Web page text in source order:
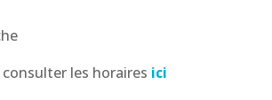
les horaires ici